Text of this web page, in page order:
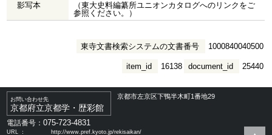
影写本
（東大史料編纂所ユニオンカタログへのリンクをご
参照ください。）
東寺文書検索システムの文書番号 1000840040500
document_id 25440
item_id 16138
お問い合わせ先
京都府立京都学・歴彩館
京都市左京区下鴨半木町1番地29
電話番号：075-723-4831
URL ： http://www.pref.kyoto.jp/rekisaikan/